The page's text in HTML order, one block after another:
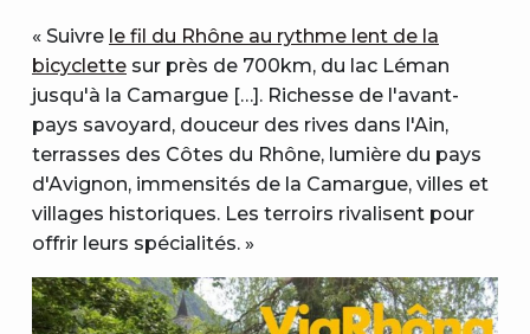
« Suivre le fil du Rhône au rythme lent de la
bicyclette sur près de 700km, du lac Léman
jusqu'à la Camargue […]. Richesse de l'avant-
pays savoyard, douceur des rives dans l'Ain,
terrasses des Côtes du Rhône, lumière du pays
d'Avignon, immensités de la Camargue, villes et
villages historiques. Les terroirs rivalisent pour
offrir leurs spécialités. »